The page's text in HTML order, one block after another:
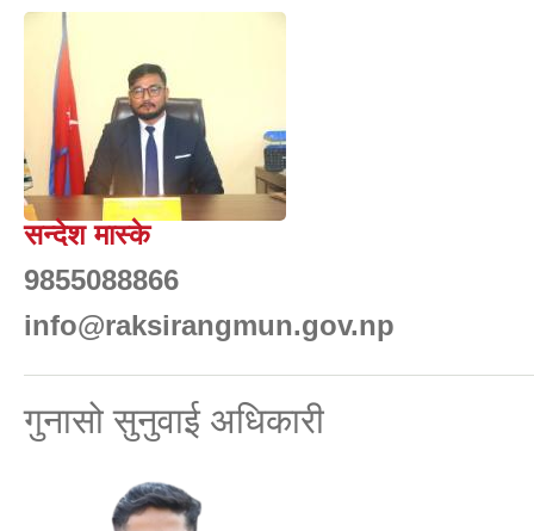
सन्देश मास्के
9855088866
info@raksirangmun.gov.np
गुनासो सुनुवाई अधिकारी